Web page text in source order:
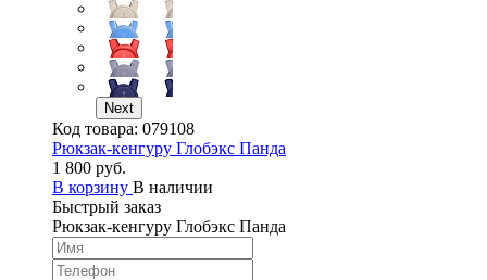
Next
Код товара: 079108
Рюкзак-кенгуру Глобэкс Панда
1 800 руб.
В корзину В наличии
Быстрый заказ
Рюкзак-кенгуру Глобэкс Панда